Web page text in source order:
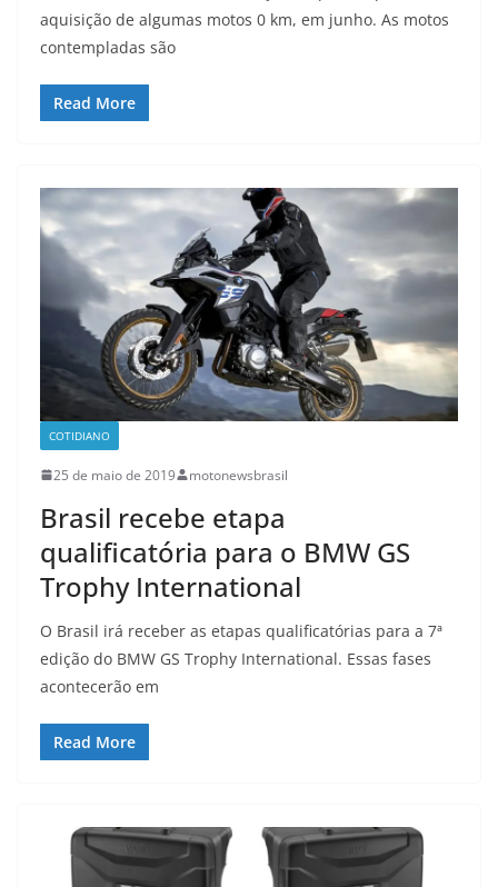
aquisição de algumas motos 0 km, em junho. As motos
contempladas são
Read More
COTIDIANO
25 de maio de 2019 motonewsbrasil
Brasil recebe etapa
qualificatória para o BMW GS
Trophy International
O Brasil irá receber as etapas qualificatórias para a 7ª
edição do BMW GS Trophy International. Essas fases
acontecerão em
Read More